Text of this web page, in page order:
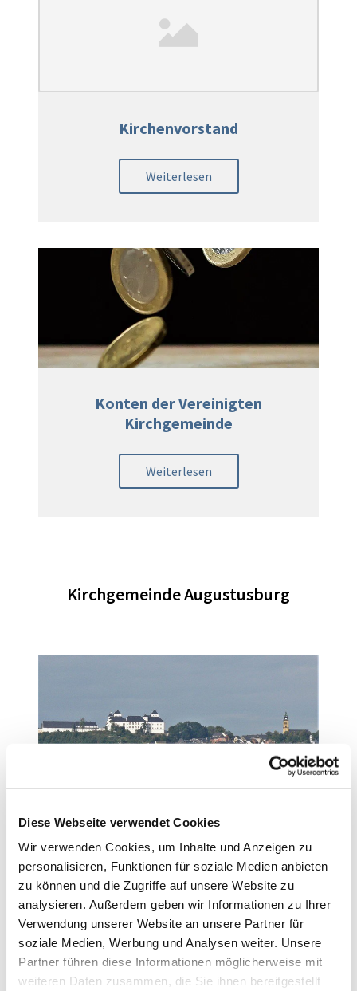
Diese Webseite verwendet Cookies
Wir verwenden Cookies, um Inhalte und Anzeigen zu
personalisieren, Funktionen für soziale Medien anbieten
zu können und die Zugriffe auf unsere Website zu
analysieren. Außerdem geben wir Informationen zu Ihrer
Verwendung unserer Website an unsere Partner für
soziale Medien, Werbung und Analysen weiter. Unsere
Partner führen diese Informationen möglicherweise mit
weiteren Daten zusammen, die Sie ihnen bereitgestellt
Kirchenvorstand
Weiterlesen
Konten der Vereinigten
Kirchgemeinde
Weiterlesen
Kirchgemeinde Augustusburg
Weiterlesen